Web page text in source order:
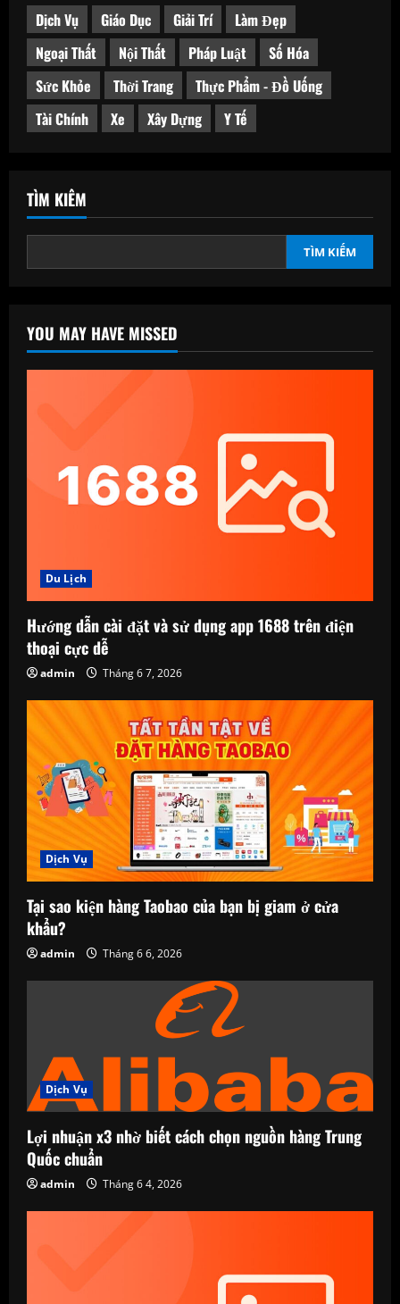
Dịch Vụ Giáo Dục Giải Trí
Làm Đẹp
Ngoại Thất
Nội Thất Pháp Luật
Số Hóa
Sức Khỏe
Thời Trang
Thực Phẩm - Đồ Uống
Tài Chính
Xe Xây Dựng Y Tế
TÌM KIẾM
TÌM KIẾM
YOU MAY HAVE MISSED
Du Lịch
Hướng dẫn cài đặt và sử dụng app 1688 trên điện
thoại cực dễ
admin Tháng 6 7, 2026
Dịch Vụ
Tại sao kiện hàng Taobao của bạn bị giam ở cửa
khẩu?
admin Tháng 6 6, 2026
Dịch Vụ
Lợi nhuận x3 nhờ biết cách chọn nguồn hàng Trung
Quốc chuẩn
admin Tháng 6 4, 2026